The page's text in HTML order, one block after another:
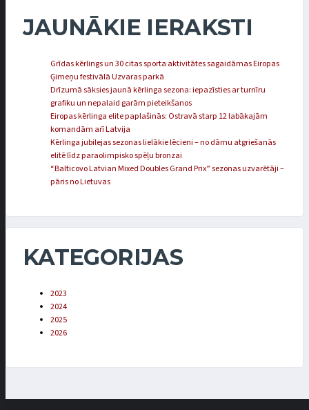
JAUNĀKIE IERAKSTI
Grīdas kērlings un 30 citas sporta aktivitātes sagaidāmas Eiropas
Ģimeņu festivālā Uzvaras parkā
Drīzumā sāksies jaunā kērlinga sezona: iepazīsties ar turnīru
grafiku un nepalaid garām pieteikšanos
Eiropas kērlinga elite paplašinās: Ostravā starp 12 labākajām
komandām arī Latvija
Kērlinga jubilejas sezonas lielākie lēcieni – no dāmu atgriešanās
elitē līdz paraolimpisko spēļu bronzai
“Balticovo Latvian Mixed Doubles Grand Prix” sezonas uzvarētāji –
pāris no Lietuvas
KATEGORIJAS
2023
2024
2025
2026